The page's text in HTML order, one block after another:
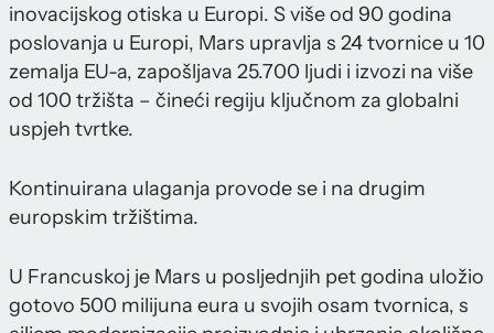
inovacijskog otiska u Europi. S više od 90 godina
poslovanja u Europi, Mars upravlja s 24 tvornice u 10
zemalja EU-a, zapošljava 25.700 ljudi i izvozi na više
od 100 tržišta – čineći regiju ključnom za globalni
uspjeh tvrtke.
Kontinuirana ulaganja provode se i na drugim
europskim tržištima.
U Francuskoj je Mars u posljednjih pet godina uložio
gotovo 500 milijuna eura u svojih osam tvornica, s